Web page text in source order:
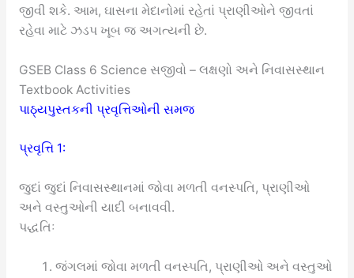
જીવી શકે. આમ, ઘાસના મેદાનોમાં રહેતાં પ્રાણીઓને જીવતાં
રહેવા માટે ઝડપ ખૂબ જ અગત્યની છે.
GSEB Class 6 Science સજીવો – લક્ષણો અને નિવાસસ્થાન
Textbook Activities
પાઠ્યપુસ્તકની પ્રવૃત્તિઓની સમજ
પ્રવૃત્તિ 1:
જુદાં જુદાં નિવાસસ્થાનમાં જોવા મળતી વનસ્પતિ, પ્રાણીઓ
અને વસ્તુઓની યાદી બનાવવી.
પદ્ધતિઃ
જંગલમાં જોવા મળતી વનસ્પતિ, પ્રાણીઓ અને વસ્તુઓ